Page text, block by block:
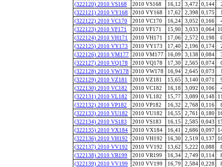
(322120) 2010 VS168
2010 VS168 16,12 3,472 0,144
(322121) 2010 VY168
2010 VY168 17,62 2,398 0,175
(322122) 2010 VC170
2010 VC170 16,24 3,052 0,166
(322123) 2010 VF171
2010 VF171 15,90 3,033 0,064
(322124) 2010 VH171
2010 VH171 17,06 2,572 0,198
(322125) 2010 VY173
2010 VY173 17,40 2,196 0,174
(322126) 2010 VM177 2010 VM177 16,09 3,138 0,084
(322127) 2010 VQ178
2010 VQ178 17,30 2,565 0,074
(322128) 2010 VW178
2010 VW178 16,94 2,645 0,073
(322129) 2010 VZ181
2010 VZ181 15,65 3,140 0,071
(322130) 2010 VC182
2010 VC182 16,18 3,092 0,106
(322131) 2010 VL182
2010 VL182 15,77 3,089 0,148
(322132) 2010 VP182
2010 VP182 16,32 2,768 0,116
(322133) 2010 VU182
2010 VU182 16,55 2,761 0,180
(322134) 2010 VS183
2010 VS183 16,15 2,585 0,043
(322135) 2010 VX184
2010 VX184 16,41 2,686 0,097
(322136) 2010 VH192
2010 VH192 16,30 2,519 0,137
(322137) 2010 VV192
2010 VV192 13,62 5,222 0,088
(322138) 2010 VR199
2010 VR199 16,34 2,749 0,114
(322139) 2010 VV199
2010 VV199 16,79 2,584 0,228